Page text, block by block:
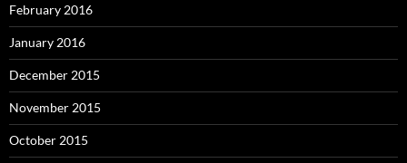
February 2016
January 2016
December 2015
November 2015
October 2015